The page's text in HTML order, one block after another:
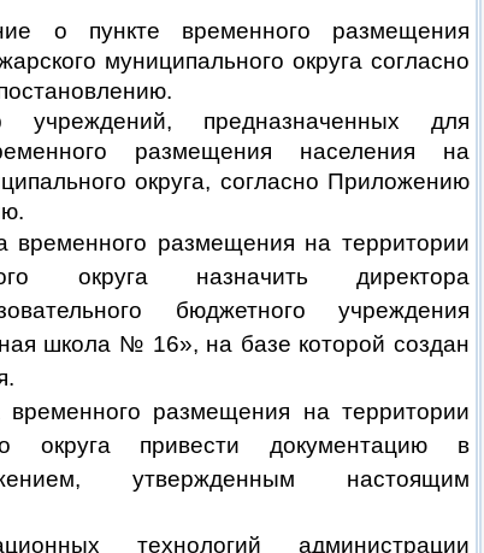
о пункте временного размещения
муниципального округа согласно
предназначенных для
размещения населения на
округа, согласно Приложению
временного размещения на территории
округа назначить директора
бюджетного учреждения
школа № 16», на базе которой создан
временного размещения на территории
округа привести документацию в
, утвержденным настоящим
технологий администрации